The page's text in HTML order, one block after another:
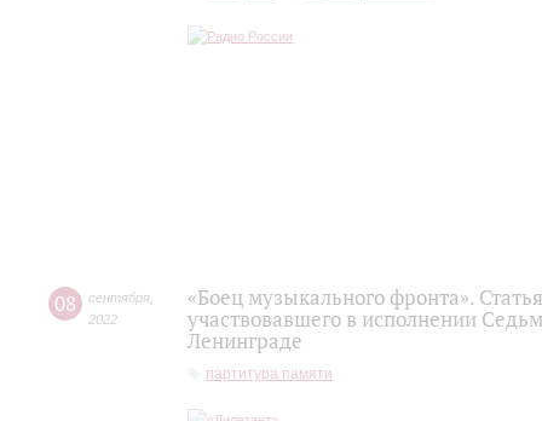
08 сентября
2022
«Боец музыкального фронта».
участвовавшего в исполнении
Ленинграде
партитура памяти